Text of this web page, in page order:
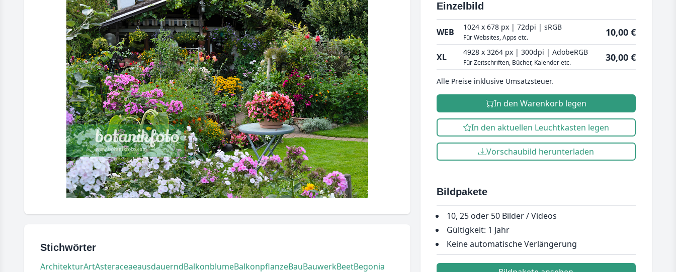
Stichwörter
ArchitekturArtAsteraceaeausdauerndBalkonblumeBalkonpflanzeBauBauwerkBeetBegonia
Einzelbild
WEB 1024 x 678 px | 72dpi | sRGB
Für Websites, Apps etc. 10,00 €
XL 4928 x 3264 px | 300dpi | AdobeRGB
Für Zeitschriften, Bücher, Kalender etc. 30,00 €
Alle Preise inklusive Umsatzsteuer.
In den Warenkorb legen
In den aktuellen Leuchtkasten legen
Vorschaubild herunterladen
Bildpakete
10, 25 oder 50 Bilder / Videos
Gültigkeit: 1 Jahr
Keine automatische Verlängerung